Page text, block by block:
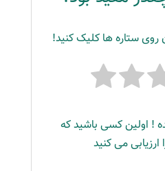
روی ستاره ها کلیک کنید!
! اولین کسی باشید که
می کنید